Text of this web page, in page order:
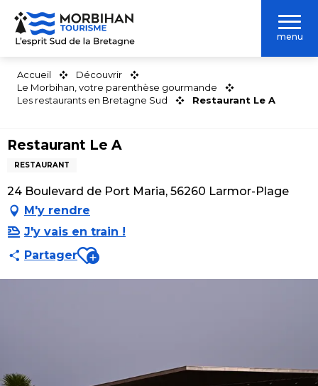
Aller
contenu
menu
Accueil
Découvrir
Le Morbihan, votre parenthèse gourmande
Les restaurants en Bretagne Sud
Restaurant Le A
Restaurant Le A
RESTAURANT
24 Boulevard de Port Maria, 56260 Larmor-Plage
M'y rendre
J'y vais en train !
PartagerAjouter aux favoris